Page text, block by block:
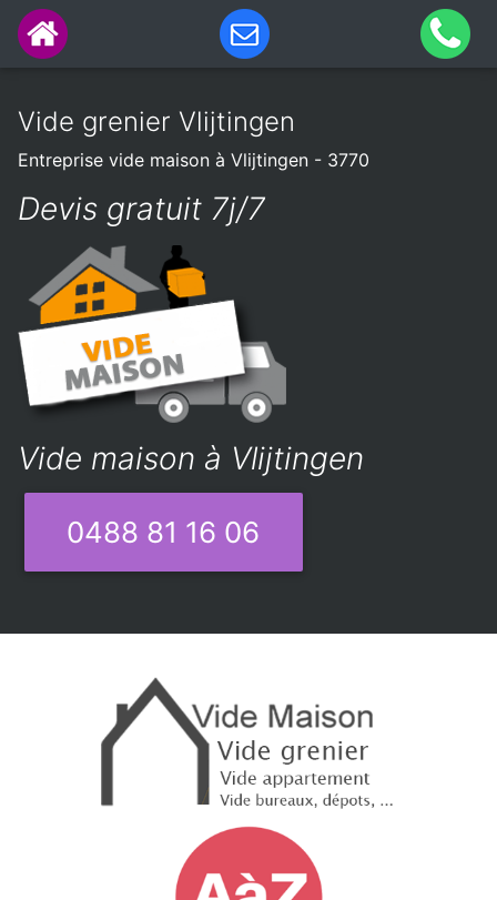
Vide grenier Vlijtingen
Entreprise vide maison à Vlijtingen - 3770
Devis gratuit 7j/7
Vide maison à Vlijtingen
0488 81 16 06